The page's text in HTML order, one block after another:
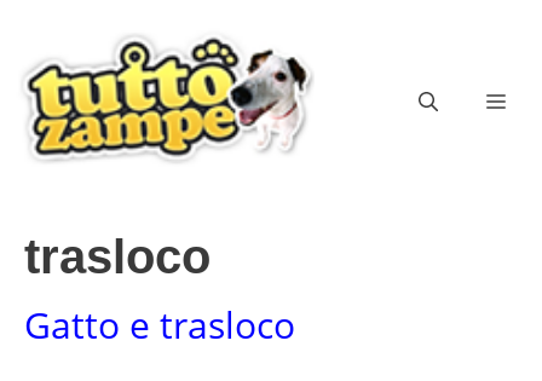
contenuto
trasloco
Gatto e trasloco